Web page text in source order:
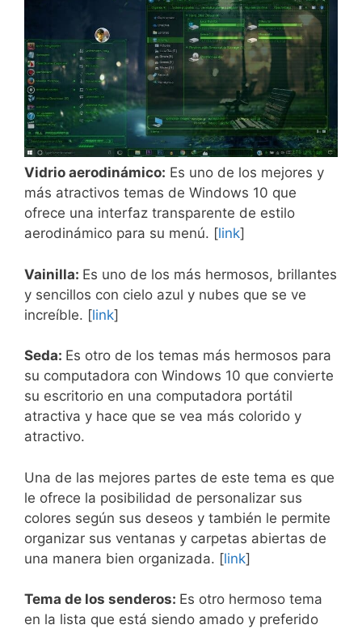
Vidrio aerodinámico: Es uno de los mejores y
más atractivos temas de Windows 10 que
ofrece una interfaz transparente de estilo
aerodinámico para su menú. [link]
Vainilla: Es uno de los más hermosos, brillantes
y sencillos con cielo azul y nubes que se ve
increíble. [link]
Seda: Es otro de los temas más hermosos para
su computadora con Windows 10 que convierte
su escritorio en una computadora portátil
atractiva y hace que se vea más colorido y
atractivo.
Una de las mejores partes de este tema es que
le ofrece la posibilidad de personalizar sus
colores según sus deseos y también le permite
organizar sus ventanas y carpetas abiertas de
una manera bien organizada. [link]
Tema de los senderos: Es otro hermoso tema
en la lista que está siendo amado y preferido